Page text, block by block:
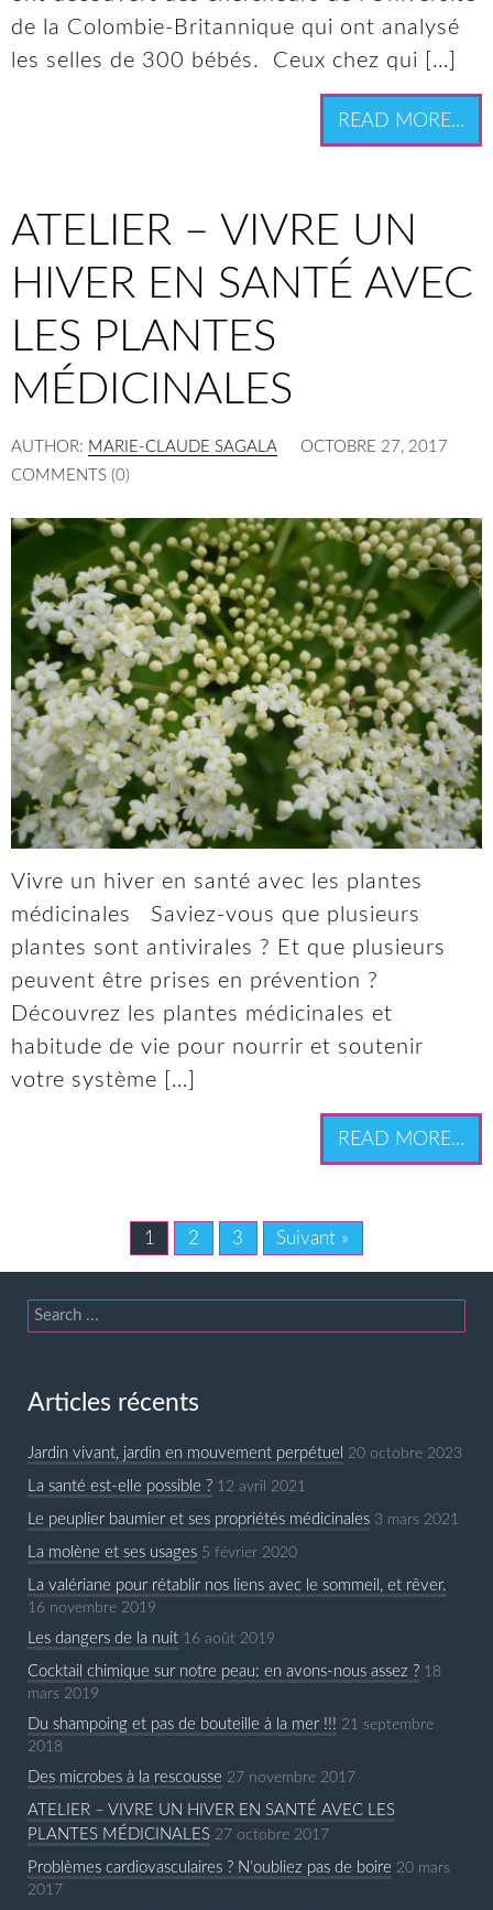
de la Colombie-Britannique qui ont analysé
les selles de 300 bébés. Ceux chez qui […]
READ MORE...
ATELIER – VIVRE UN
HIVER EN SANTÉ AVEC
LES PLANTES
MÉDICINALES
AUTHOR: MARIE-CLAUDE SAGALA
OCTOBRE 27, 2017
COMMENTS (0)
Vivre un hiver en santé avec les plantes
médicinales Saviez-vous que plusieurs
plantes sont antivirales ? Et que plusieurs
peuvent être prises en prévention ?
Découvrez les plantes médicinales et
habitude de vie pour nourrir et soutenir
votre système […]
READ MORE...
1 2 3 Suivant »
Articles récents
Jardin vivant, jardin en mouvement perpétuel 20 octobre 2023
La santé est-elle possible ? 12 avril 2021
Le peuplier baumier et ses propriétés médicinales 3 mars 2021
La molène et ses usages 5 février 2020
La valériane pour rétablir nos liens avec le sommeil, et rêver.
16 novembre 2019
Les dangers de la nuit 16 août 2019
Cocktail chimique sur notre peau: en avons-nous assez ? 18
mars 2019
Du shampoing et pas de bouteille à la mer !!! 21 septembre
2018
Des microbes à la rescousse 27 novembre 2017
ATELIER – VIVRE UN HIVER EN SANTÉ AVEC LES
PLANTES MÉDICINALES 27 octobre 2017
Problèmes cardiovasculaires ? N’oubliez pas de boire 20 mars
2017